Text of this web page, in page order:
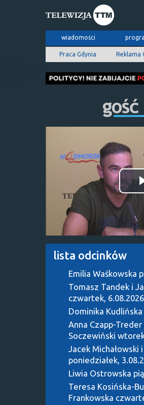
wiadomości
Praca Gdynia Reklama
lista odcinków
Emilia Waśkowska
Tomasz Tandek i
czwartek, 6.08.2026
Dominika Kudlińska
Anna Czapp-
Soczewiński
Jacek Michałowski
poniedziałek,
Liwia Ostrowska
Teresa Kosińska-
Frankowska